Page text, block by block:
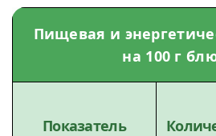
Пищевая и
на 100 г
Показатель